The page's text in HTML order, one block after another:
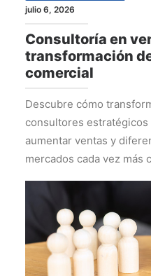
julio 6, 2026
Consultoría en
transformación
comercial
Descubre cómo
consultores
aumentar ventas y
mercados cada vez más